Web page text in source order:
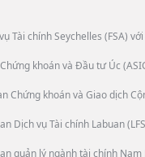
Tài chính Seychelles (FSA)
khoán và Đầu tư Úc
Chứng khoán và Giao dịch
Dịch vụ Tài chính Labuan
quản lý ngành tài chính Nam